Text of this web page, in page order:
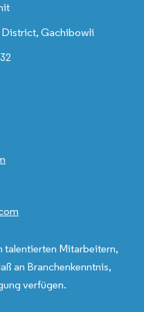
District, Gachibowli
talentierten Mitarbeitern,
an Branchenkenntnis,
verfügen.